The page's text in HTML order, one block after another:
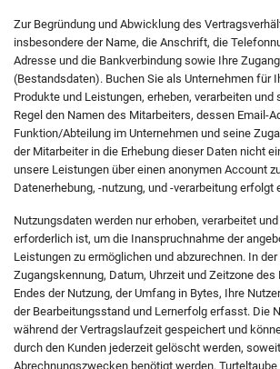
Zur Begründung und Abwicklung des
insbesondere der Name, die Anschrift, die
Adresse und die Bankverbindung sowie Ihre
(Bestandsdaten). Buchen Sie als Unternehmen für
Produkte und Leistungen, erheben, verarbeiten und
Regel den Namen des Mitarbeiters, dessen Email-
Funktion/Abteilung im Unternehmen und seine
der Mitarbeiter in die Erhebung dieser Daten nicht
unsere Leistungen über einen anonymen Account
Datenerhebung, -nutzung, und -verarbeitung erfolgt
Nutzungsdaten werden nur erhoben, verarbeitet
erforderlich ist, um die Inanspruchnahme der
Leistungen zu ermöglichen und abzurechnen. In
Zugangskennung, Datum, Uhrzeit und Zeitzone des
Endes der Nutzung, der Umfang in Bytes, Ihre
der Bearbeitungsstand und Lernerfolg erfasst. Die
während der Vertragslaufzeit gespeichert und
durch den Kunden jederzeit gelöscht werden,
Abrechnungszwecken benötigt werden.